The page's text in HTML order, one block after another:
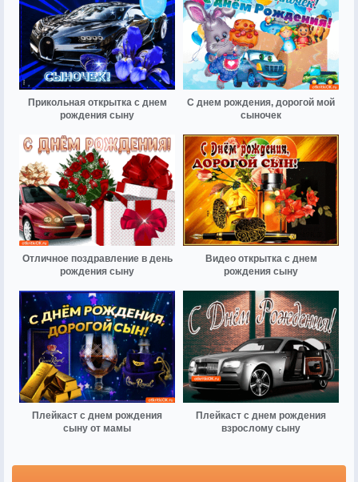
Прикольная открытка с днем
рождения сыну
С днем рождения, дорогой мой
сыночек
Отличное поздравление в день
рождения сыну
Видео открытка с днем
рождения сыну
Плейкаст с днем рождения
сыну от мамы
Плейкаст с днем рождения
взрослому сыну